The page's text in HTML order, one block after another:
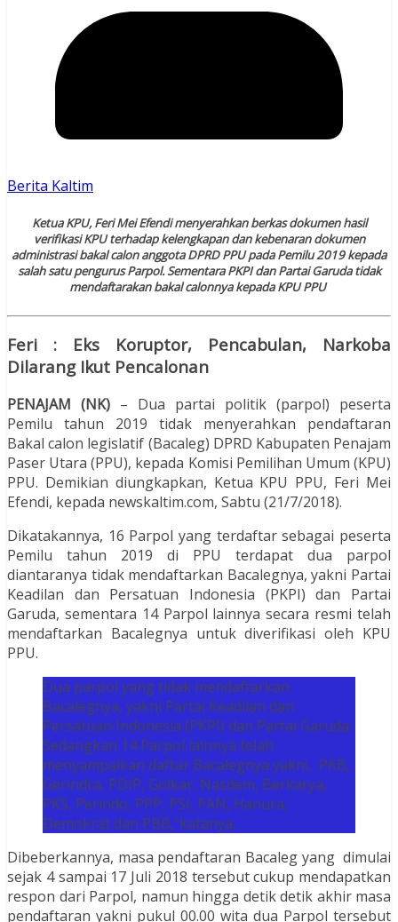
Berita Kaltim
Ketua KPU, Feri Mei Efendi menyerahkan berkas dokumen hasil
verifikasi KPU terhadap kelengkapan dan kebenaran dokumen
administrasi bakal calon anggota DPRD PPU pada Pemilu 2019 kepada
salah satu pengurus Parpol. Sementara PKPI dan Partai Garuda tidak
mendaftarakan bakal calonnya kepada KPU PPU
Feri : Eks Koruptor, Pencabulan, Narkoba
Dilarang Ikut Pencalonan
PENAJAM (NK) – Dua partai politik (parpol) peserta
Pemilu tahun 2019 tidak menyerahkan pendaftaran
Bakal calon legislatif (Bacaleg) DPRD Kabupaten Penajam
Paser Utara (PPU), kepada Komisi Pemilihan Umum (KPU)
PPU. Demikian diungkapkan, Ketua KPU PPU, Feri Mei
Efendi, kepada newskaltim.com, Sabtu (21/7/2018).
Dikatakannya, 16 Parpol yang terdaftar sebagai peserta
Pemilu tahun 2019 di PPU terdapat dua parpol
diantaranya tidak mendaftarkan Bacalegnya, yakni Partai
Keadilan dan Persatuan Indonesia (PKPI) dan Partai
Garuda, sementara 14 Parpol lainnya secara resmi telah
mendaftarkan Bacalegnya untuk diverifikasi oleh KPU
PPU.
Dua parpol yang tidak mendaftarkan
Bacalegnya, yakni Partai Keadilan dan
Persatuan Indonesia (PKPI) dan Partai Garuda.
Sedangkan 14 Parpol lainnya telah
menyampaikan daftar Bacalegnya yakni, PKB,
Gerindra, PDIP, Golkar, Nasdem, Berkarya,
PKS, Perindo, PPP, PSI, PAN, Hanura,
Demokrat dan PBB,”katanya.
Dibeberkannya, masa pendaftaran Bacaleg yang dimulai
sejak 4 sampai 17 Juli 2018 tersebut cukup mendapatkan
respon dari Parpol, namun hingga detik detik akhir masa
pendaftaran yakni pukul 00.00 wita dua Parpol tersebut